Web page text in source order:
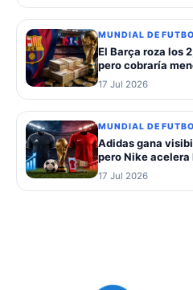
MUNDIAL DE
El Barça roza los
pero cobraría
17 Jul 2026
MUNDIAL DE
Adidas gana
pero Nike
17 Jul 2026